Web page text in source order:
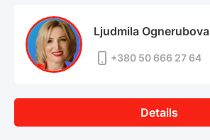
Ljudmila Ognerubova
+380 50 666 27 64
Details